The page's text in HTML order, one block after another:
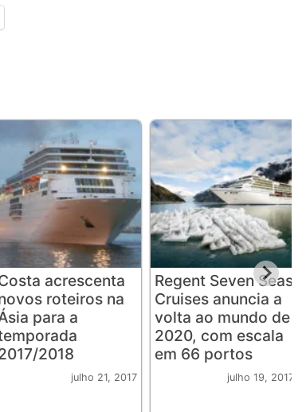
acrescenta
roteiros na
para a
2018
julho 21, 2017
Regent Seven Seas
Cruises anuncia a
volta ao mundo de
2020, com escala
em 66 portos
julho 19, 2017